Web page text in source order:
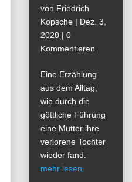
von Friedrich
Kopsche| Dez. 3,
2020| 0
Kommentieren
Eine Erzählung
aus dem Alltag,
wie durch die
göttliche Führung
eine Mutter ihre
verlorene Tochter
wieder fand.
mehr lesen